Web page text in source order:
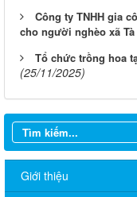
Công ty TNHH gia
cho người nghèo xã Tà
Tổ chức trồng hoa
(25/11/2025)
Giới thiệu